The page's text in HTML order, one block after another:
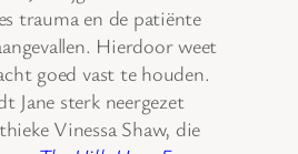
trauma en de patiënte
Hierdoor weet
goed vast te houden.
Jane sterk neergezet
Vinessa Shaw, die